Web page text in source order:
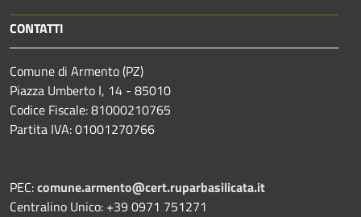
CONTATTI
Comune di Armento (PZ)
Piazza Umberto I, 14 - 85010
Codice Fiscale: 81000210765
Partita IVA: 01001270766
PEC:comune.armento@cert.ruparbasilicata.it
Centralino Unico: +39 0971 751271